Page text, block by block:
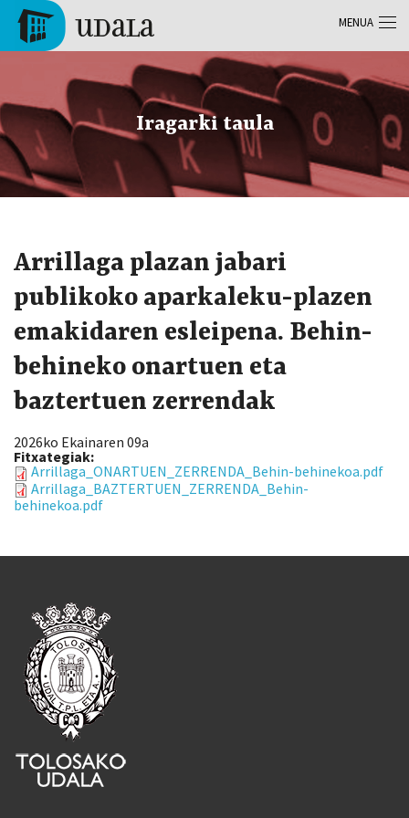
Skip to main content
Iragarki taula
Arrillaga plazan jabari
publikoko aparkaleku-plazen
emakidaren esleipena. Behin-
behineko onartuen eta
baztertuen zerrendak
2026ko Ekainaren 09a
Fitxategiak:
Arrillaga_ONARTUEN_ZERRENDA_Behin-behinekoa.pdf
Arrillaga_BAZTERTUEN_ZERRENDA_Behin-
behinekoa.pdf
MENUA